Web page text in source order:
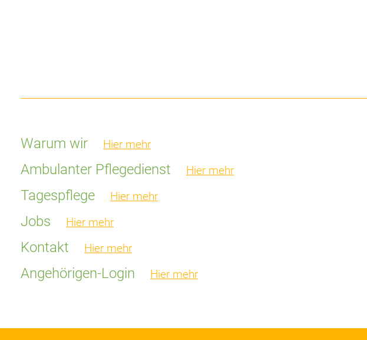
Warum wir Hier mehr
Ambulanter Pflegedienst Hier mehr
Tagespflege Hier mehr
Jobs Hier mehr
Kontakt Hier mehr
Angehörigen-Login Hier mehr